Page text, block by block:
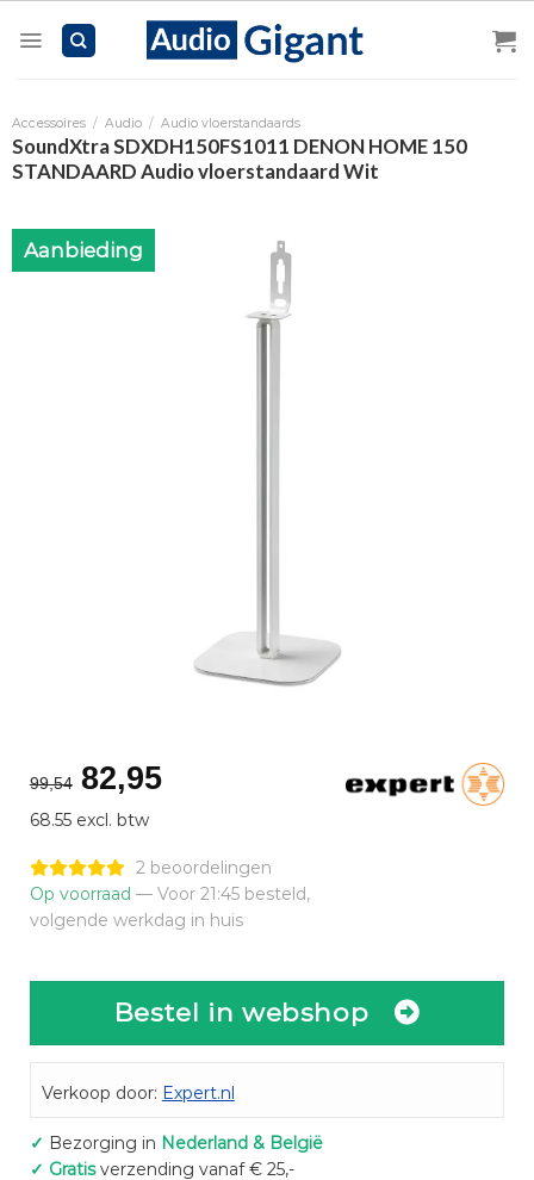
Accessoires / Audio / Audio vloerstandaards
SoundXtra SDXDH150FS1011 DENON HOME 150
STANDAARD Audio vloerstandaard Wit
Aanbieding
99,54 Oorspronkelijke
prijs
was:
€99,54.
82,95Huidige
€82,95.
68.55 excl. btw
2 beoordelingen
Op voorraad — Voor 21:45 besteld,
volgende werkdag in huis
Bestel in webshop
Verkoop door: Expert.nl
✓ Bezorging in Nederland & België
✓ Gratisverzending vanaf € 25,-